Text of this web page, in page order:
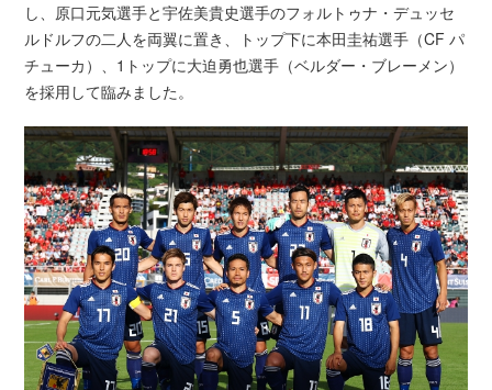
し、原口元気選手と宇佐美貴史選手のフォルトゥナ・デュッセ
ルドルフの二人を両翼に置き、トップ下に本田圭祐選手（CF パ
チューカ）、1トップに大迫勇也選手（ベルダー・ブレーメン）
を採用して臨みました。